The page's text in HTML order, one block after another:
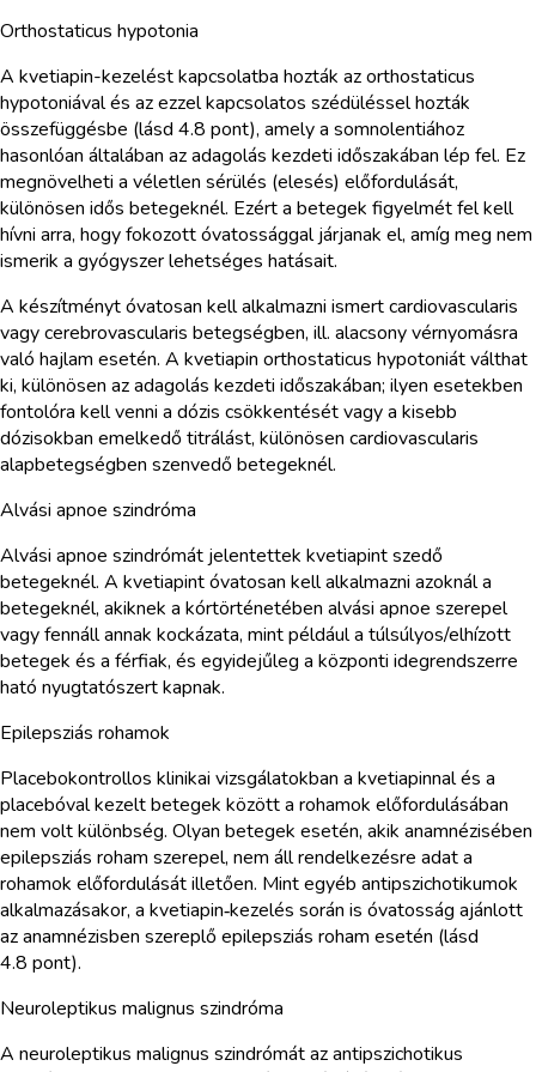
Orthostaticus hypotonia
A kvetiapin-kezelést kapcsolatba hozták az orthostaticus
hypotoniával és az ezzel kapcsolatos szédüléssel hozták
összefüggésbe (lásd 4.8 pont), amely a somnolentiához
hasonlóan általában az adagolás kezdeti időszakában lép fel. Ez
megnövelheti a véletlen sérülés (elesés) előfordulását,
különösen idős betegeknél. Ezért a betegek figyelmét fel kell
hívni arra, hogy fokozott óvatossággal járjanak el, amíg meg nem
ismerik a gyógyszer lehetséges hatásait.
A készítményt óvatosan kell alkalmazni ismert cardiovascularis
vagy cerebrovascularis betegségben, ill. alacsony vérnyomásra
való hajlam esetén. A kvetiapin orthostaticus hypotoniát válthat
ki, különösen az adagolás kezdeti időszakában; ilyen esetekben
fontolóra kell venni a dózis csökkentését vagy a kisebb
dózisokban emelkedő titrálást, különösen cardiovascularis
alapbetegségben szenvedő betegeknél.
Alvási apnoe szindróma
Alvási apnoe szindrómát jelentettek kvetiapint szedő
betegeknél. A kvetiapint óvatosan kell alkalmazni azoknál a
betegeknél, akiknek a kórtörténetében alvási apnoe szerepel
vagy fennáll annak kockázata, mint például a túlsúlyos/elhízott
betegek és a férfiak, és egyidejűleg a központi idegrendszerre
ható nyugtatószert kapnak.
Epilepsziás rohamok
Placebokontrollos klinikai vizsgálatokban a kvetiapinnal és a
placebóval kezelt betegek között a rohamok előfordulásában
nem volt különbség. Olyan betegek esetén, akik anamnézisében
epilepsziás roham szerepel, nem áll rendelkezésre adat a
rohamok előfordulását illetően. Mint egyéb antipszichotikumok
alkalmazásakor, a kvetiapin‑kezelés során is óvatosság ajánlott
az anamnézisben szereplő epilepsziás roham esetén (lásd
4.8 pont).
Neuroleptikus malignus szindróma
A neuroleptikus malignus szindrómát az antipszichotikus